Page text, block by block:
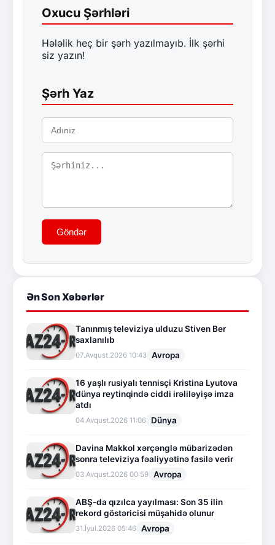
Oxucu Şərhləri
Hələlik heç bir şərh yazılmayıb. İlk şərhi
siz yazın!
Şərh Yaz
Göndər
Ən Son Xəbərlər
Tanınmış televiziya ulduzu Stiven Ber
saxlanılıb
07.Avqust.2026 10:43 Avropa
16 yaşlı rusiyalı tennisçi Kristina Lyutova
dünya reytinqində ciddi irəliləyişə imza
atdı
04.Avqust.2026 11:06 Dünya
Davina Makkol xərçənglə mübarizədən
sonra televiziya fəaliyyətinə fasilə verir
03.Avqust.2026 00:59 Avropa
ABŞ-da qızılca yayılması: Son 35 ilin
rekord göstəricisi müşahidə olunur
31.İyul.2026 05:46 Avropa